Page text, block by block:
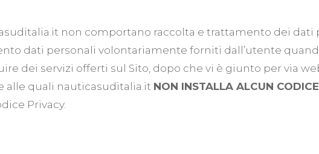
non comportano raccolta e trattamento dei dati
dati personali volontariamente forniti dall’utente
dei servizi offerti sul Sito, dopo che vi è giunto per via
alle quali nauticasuditalia.it NON INSTALLA ALCUN
Privacy.